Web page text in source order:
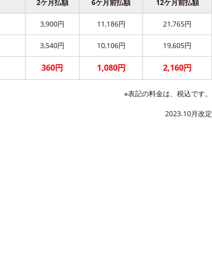
2ケ月払額 6ケ月前払額 12ケ月前払額
3,900円 11,186円 21,765円
3,540円 10,106円 19,605円
360円 1,080円 2,160円
※表記の料金は、税込です。
2023.10月改定